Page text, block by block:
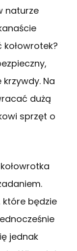
naturze
Na
dużą
sprzęt o
które będzie
jednak